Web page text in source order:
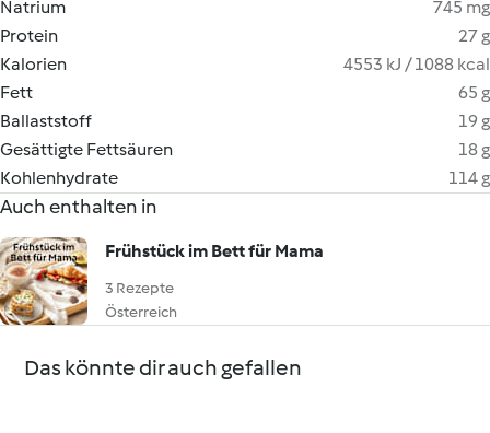
Natrium
745 mg
Protein
27 g
Kalorien
4553 kJ / 1088 kcal
Fett
65 g
Ballaststoff
19 g
Gesättigte Fettsäuren
18 g
Kohlenhydrate
114 g
Auch enthalten in
Frühstück im Bett für Mama
3 Rezepte
Österreich
Das könnte dir auch gefallen